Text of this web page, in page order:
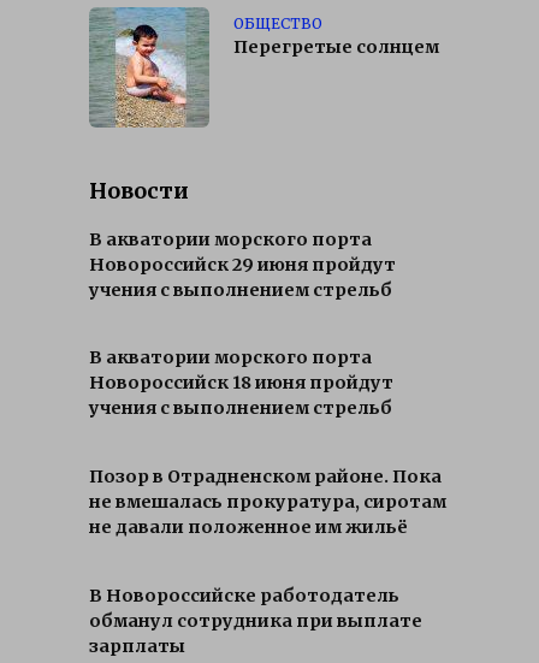
ОБЩЕСТВО
Перегретые солнцем
Новости
В акватории морского порта
Новороссийск 29 июня пройдут
учения с выполнением стрельб
В акватории морского порта
Новороссийск 18 июня пройдут
учения с выполнением стрельб
Позор в Отрадненском районе. Пока
не вмешалась прокуратура, сиротам
не давали положенное им жильё
В Новороссийске работодатель
обманул сотрудника при выплате
зарплаты